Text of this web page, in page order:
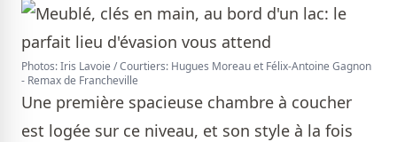
Photos: Iris Lavoie / Courtiers: Hugues Moreau et Félix-Antoine Gagnon
- Remax de Francheville
Une première spacieuse chambre à coucher
est logée sur ce niveau, et son style à la fois